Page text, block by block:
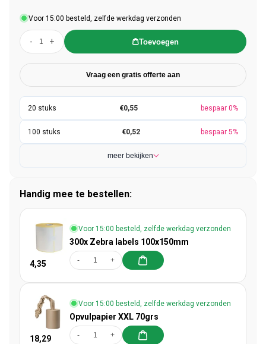
Voor 15:00 besteld, zelfde werkdag verzonden
- + Toevoegen
Vraag een gratis offerte aan
€0,55 bespaar 0%
€0,52 bespaar 5%
meer bekijken
Handig mee te bestellen:
4,35
Voor 15:00 besteld, zelfde werkdag verzonden
300x Zebra labels 100x150mm
- +
18,29
Voor 15:00 besteld, zelfde werkdag verzonden
Opvulpapier XXL 70grs
- +